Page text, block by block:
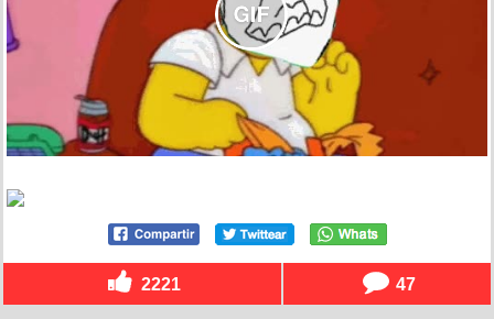
2221 47